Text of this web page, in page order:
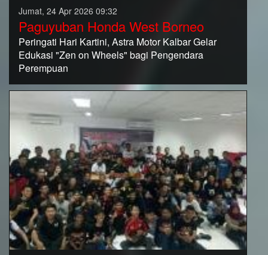
Jumat, 24 Apr 2026 09:32
Paguyuban Honda West Borneo
Peringati Hari Kartini, Astra Motor Kalbar Gelar
Edukasi "Zen on Wheels" bagi Pengendara
Perempuan